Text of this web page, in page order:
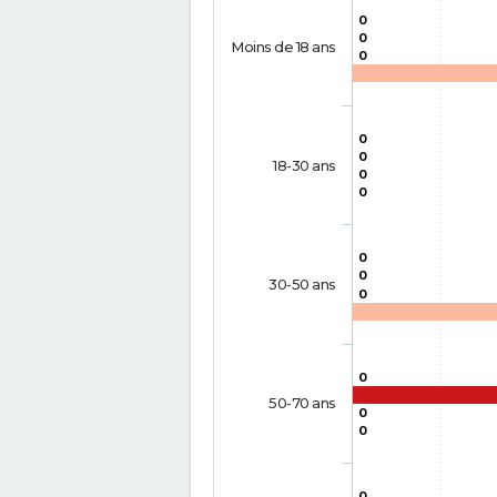
0
0
0
0
0
0
0
0
0
0
0
0
0
Moins de 18 ans
18-30 ans
30-50 ans
50-70 ans